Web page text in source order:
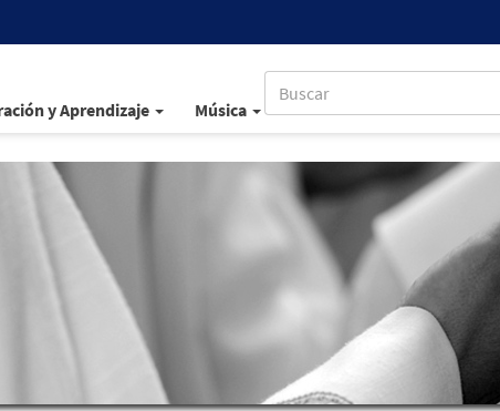
y Aprendizaje Música